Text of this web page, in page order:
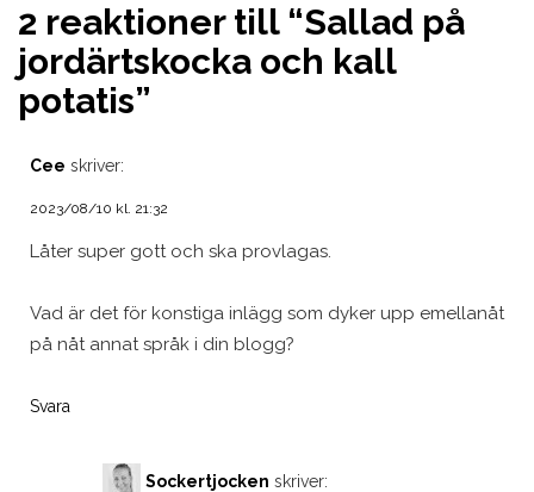
2 reaktioner till “Sallad på
jordärtskocka och kall
potatis”
Cee skriver:
2023/08/10 kl. 21:32
Låter super gott och ska provlagas.
Vad är det för konstiga inlägg som dyker upp emellanåt
på nåt annat språk i din blogg?
Svara
Sockertjocken skriver: